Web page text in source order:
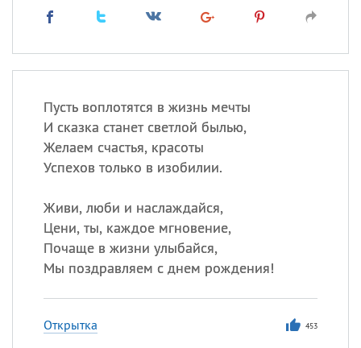
Пусть воплотятся в жизнь мечты
И сказка станет светлой былью,
Желаем счастья, красоты
Успехов только в изобилии.
Живи, люби и наслаждайся,
Цени, ты, каждое мгновение,
Почаще в жизни улыбайся,
Мы поздравляем с днем рождения!
Открытка 453